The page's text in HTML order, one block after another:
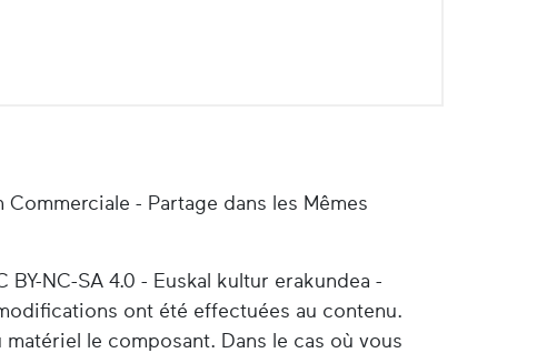
- Partage dans les Mêmes
NC-SA 4.0 - Euskal kultur erakundea -
ont été effectuées au contenu.
le composant. Dans le cas où vous